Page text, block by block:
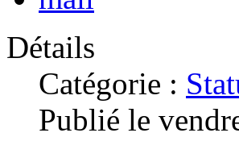
Détails
Catégorie :
Publié le